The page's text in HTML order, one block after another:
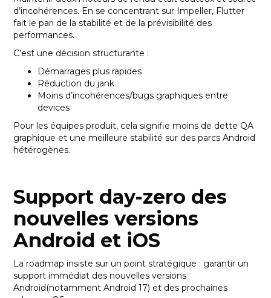
d’incohérences. En se concentrant sur Impeller, Flutter
fait le pari de la stabilité et de la prévisibilité des
performances.
C’est une décision structurante :
Démarrages plus rapides
Réduction du jank
Moins d’incohérences/bugs graphiques entre
devices
Pour les équipes produit, cela signifie moins de dette QA
graphique et une meilleure stabilité sur des parcs Android
hétérogènes.
Support day-zero des
nouvelles versions
Android et iOS
La roadmap insiste sur un point stratégique : garantir un
support immédiat des nouvelles versions
Android(notamment Android 17) et des prochaines